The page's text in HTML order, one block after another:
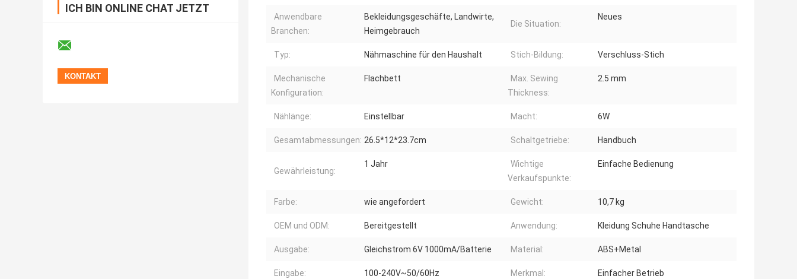
ICH BIN ONLINE CHAT JETZT
Anwendbare
Branchen:
Bekleidungsgeschäfte, Landwirte,
Heimgebrauch
Die Situation:
Neues
Typ: Nähmaschine für den Haushalt Stich-Bildung: Verschluss-Stich
Mechanische
Konfiguration:
Flachbett
Max. Sewing
Thickness:
2.5 mm
Nählänge: Einstellbar Macht: 6W
Gesamtabmessungen: 26.5*12*23.7cm Schaltgetriebe: Handbuch
Gewährleistung:
1 Jahr
Wichtige
Verkaufspunkte:
Einfache Bedienung
Farbe: wie angefordert Gewicht: 10,7 kg
OEM und ODM: Bereitgestellt Anwendung: Kleidung Schuhe Handtasche
Ausgabe: Gleichstrom 6V 1000mA/Batterie Material: ABS+Metal
Eingabe: 100-240V~50/60Hz Merkmal: Einfacher Betrieb